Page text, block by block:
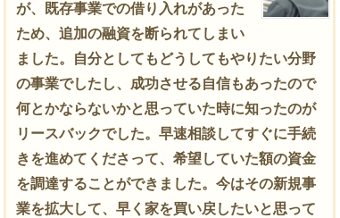
が、既存事業での借り入れがあった
ため、追加の融資を断られてしまい
ました。自分としてもどうしてもやりたい分野
の事業でしたし、成功させる自信もあったので
何とかならないかと思っていた時に知ったのが
リースバックでした。早速相談してすぐに手続
きを進めてくださって、希望していた額の資金
を調達することができました。今はその新規事
業を拡大して、早く家を買い戻したいと思って